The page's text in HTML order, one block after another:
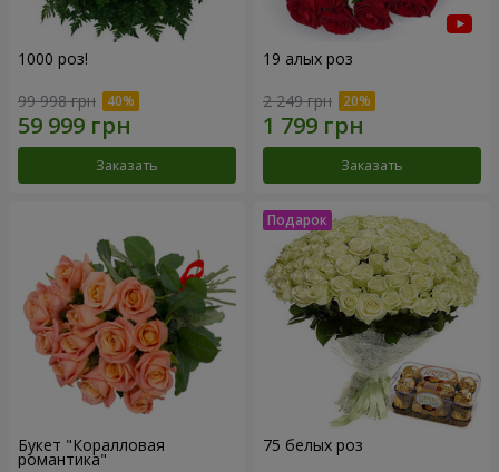
1000 роз!
99 998 грн
Заказать
19 алых роз
2 249 грн
Заказать
Букет "Коралловая
романтика"
75 белых роз